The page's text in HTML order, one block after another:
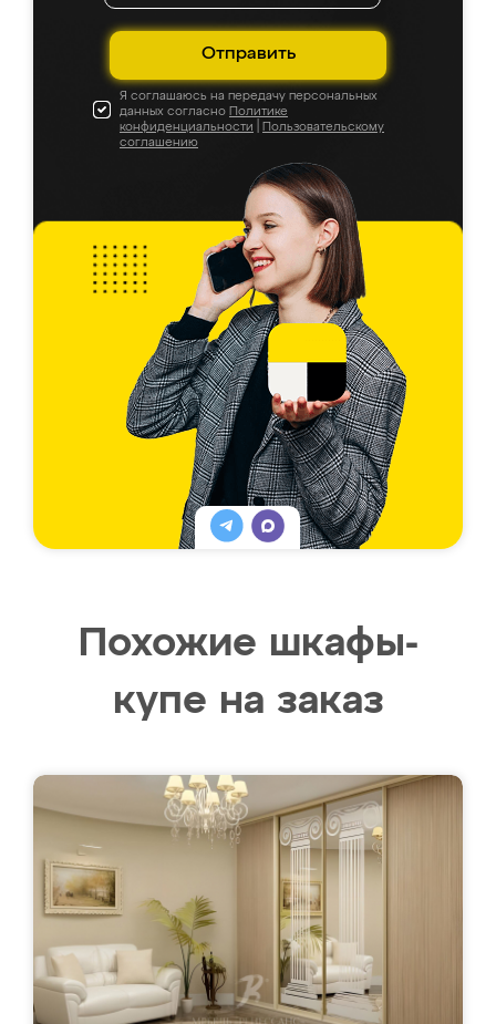
Отправить
Я соглашаюсь на передачу персональных
данных согласно Политике
конфиденциальности
Пользовательскому
соглашению
Похожие шкафы-
купе на заказ